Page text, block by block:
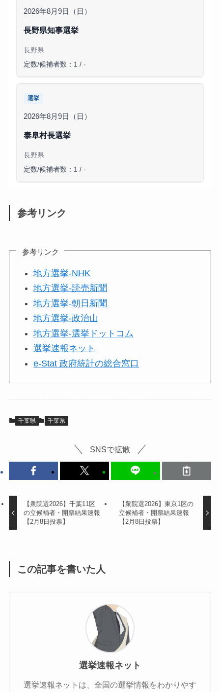
2026年8月9日（日）
長野県知事選挙
長野県
定数/候補者数：1 / -
選挙
2026年8月9日（日）
泰阜村長選挙
長野県
定数/候補者数：1 / -
参考リンク
参考リンク
地方選挙-NHK
地方選挙-読売新聞
地方選挙-朝日新聞
地方選挙-政治山
地方選挙-選挙ドットコム
選挙速報ネット
e-Stat 政府統計の総合窓口
千葉県 千葉県
SNSで拡散
【衆院選2026】千葉11区
の立候補者・開票結果速報
【2月8日投票】
【衆院選2026】東京1区の
立候補者・開票結果速報
【2月8日投票】
この記事を書いた人
選挙速報ネット
選挙速報ネットは、全国の選挙情報をわかりやす